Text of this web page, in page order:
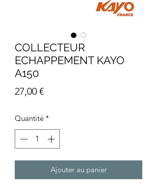
COLLECTEUR
ECHAPPEMENT KAYO
A150
27,00 €Prix
Quantité *
Ajouter au panier